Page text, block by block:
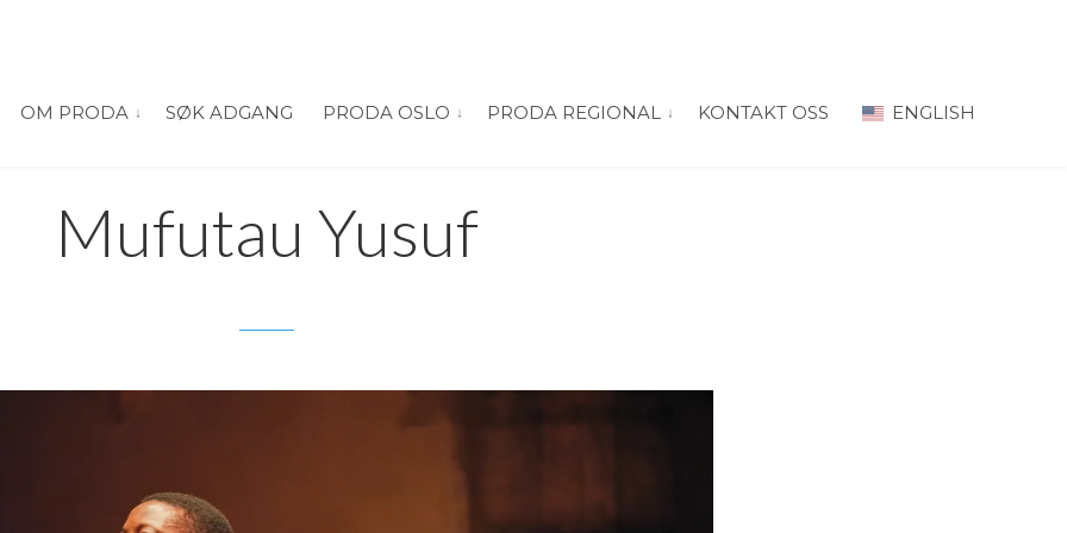
OM PRODA vis submeny for “Om PRODA”
SØK ADGANG PRODA OSLO vis submeny for “PRODA Oslo”
PRODA REGIONAL vis submeny for “PRODA Regional”
KONTAKT OSS ENGLISH
Mufutau Yusuf